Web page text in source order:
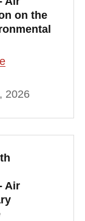
on the
2026
Air